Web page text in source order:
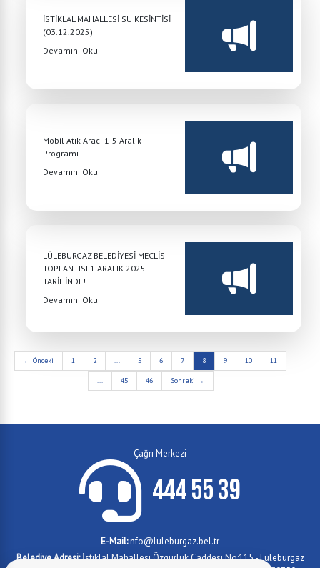
İSTİKLAL MAHALLESİ SU KESİNTİSİ
(03.12.2025)
Devamını Oku
Mobil Atık Aracı 1-5 Aralık
Programı
Devamını Oku
LÜLEBURGAZ BELEDİYESİ MECLİS
TOPLANTISI 1 ARALIK 2025
TARİHİNDE!
Devamını Oku
← Önceki 1 2 ... 5 6 7 8 9 10 11
... 45 46 Sonraki →
Çağrı Merkezi
444 55 39
E-Mail:info@luleburgaz.bel.tr
Belediye Adresi:İstiklal Mahallesi Özgürlük Caddesi No:115 - Lüleburgaz